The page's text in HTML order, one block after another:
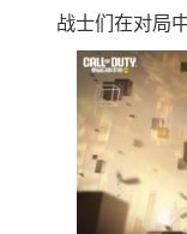
战士们在对局中